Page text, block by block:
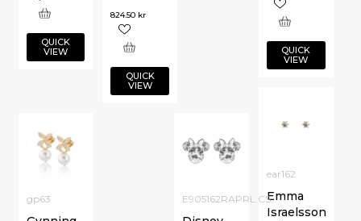
QUICK
VIEW
QUICK
VIEW
824.50 kr
QUICK
VIEW
ear162
Emma
Israelsson
gp63 E905162RAPRL.CS